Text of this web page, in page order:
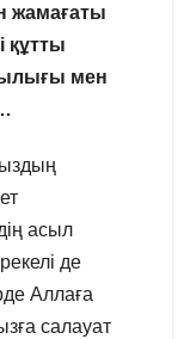
жамағаты
құтты
мен
асыл
де
Аллаға
салауат